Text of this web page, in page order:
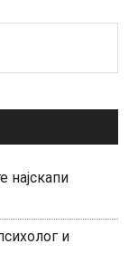
најскапи
и